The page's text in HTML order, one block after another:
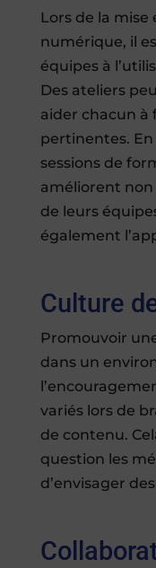
Lors de la mise
numérique, il
équipes à
Des ateliers
aider chacun à
pertinentes.
sessions de
améliorent
de leurs
également
Culture
Promouvoir
dans un
variés lors de
de contenu.
question les
d’envisager